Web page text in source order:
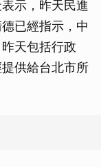
示，昨天民進
已經指示，中
天包括行政
供給台北市所